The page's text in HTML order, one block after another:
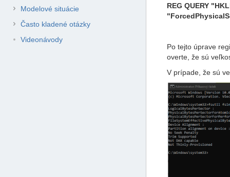
Modelové situácie
Často kladené otázky
Videonávody
REG QUERY
Po tejto úprave
overte, že sú
V prípade, že sú